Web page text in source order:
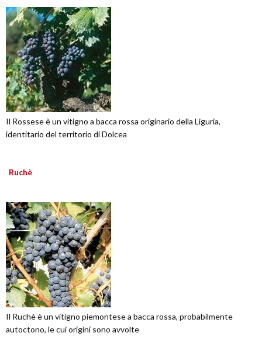
Il Rossese è un vitigno a bacca rossa originario della Liguria,
identitario del territorio di Dolcea
Ruchè
Il Ruchè è un vitigno piemontese a bacca rossa, probabilmente
autoctono, le cui origini sono avvolte